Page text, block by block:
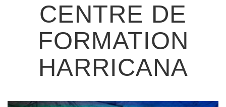
CENTRE DE
FORMATION
HARRICANA